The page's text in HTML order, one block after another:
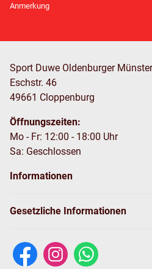
Anmerkung
Sport Duwe Oldenburger
Eschstr. 46
49661 Cloppenburg
Öffnungszeiten:
Mo - Fr: 12:00 - 18:00 Uhr
Sa: Geschlossen
Informationen
Gesetzliche Informationen